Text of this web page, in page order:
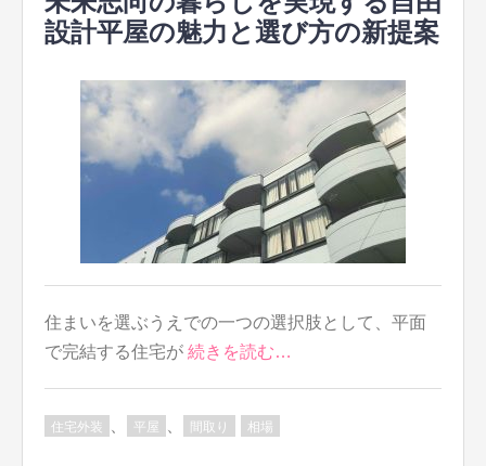
設計平屋の魅力と選び方の新提案
住まいを選ぶうえでの一つの選択肢として、平面
で完結する住宅が 続きを読む…
住宅外装 、 平屋 、 間取り 相場